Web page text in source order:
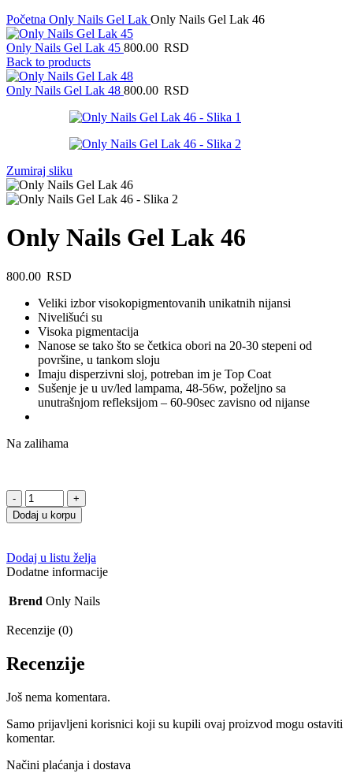
Početna Only Nails Gel Lak Only Nails Gel Lak 46
Only Nails Gel Lak 45 800.00 RSD
Back to products
Only Nails Gel Lak 48 800.00 RSD
Zumiraj sliku
Only Nails Gel Lak 46
800.00 RSD
Veliki izbor visokopigmentovanih unikatnih nijansi
Nivelišući su
Visoka pigmentacija
Nanose se tako što se četkica obori na 20-30 stepeni od
površine, u tankom sloju
Imaju disperzivni sloj, potreban im je Top Coat
Sušenje je u uv/led lampama, 48-56w, poželjno sa
unutrašnjom refleksijom – 60-90sec zavisno od nijanse
Na zalihama
Only
Nails
Gel
46
količina
Dodaj u korpu
Dodaj u listu želja
Dodatne informacije
Brend Only Nails
Recenzije (0)
Recenzije
Još nema komentara.
Samo prijavljeni korisnici koji su kupili ovaj proizvod mogu ostaviti
komentar.
Načini plaćanja i dostava